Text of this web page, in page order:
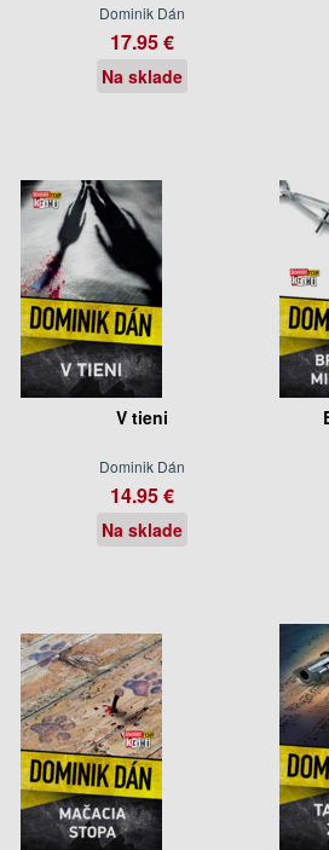
Dominik Dán
17.95 €
Na sklade
V tieni
Dominik Dán
14.95 €
Na sklade